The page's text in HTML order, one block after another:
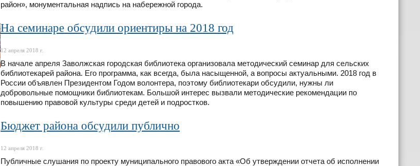
район», монументальная надпись на набережной города.
На семинаре обсудили ориентиры на 2018 год
12 апреля 2018 г.
В начале апреля Заволжская городская библиотека организовала методический семинар для сельских
библиотекарей района. Его программа, как всегда, была насыщенной, а вопросы актуальными. 2018 год в
России объявлен Президентом Годом волонтера, поэтому библиотекари обсудили, нужны ли
добровольные помощники библиотекам. Большой интерес вызвали методические рекомендации по
повышению правовой культуры среди детей и подростков.
Бюджет района обсудили публично
12 апреля 2018 г.
Публичные слушания по проекту муниципального правового акта «Об утверждении отчета об исполнении